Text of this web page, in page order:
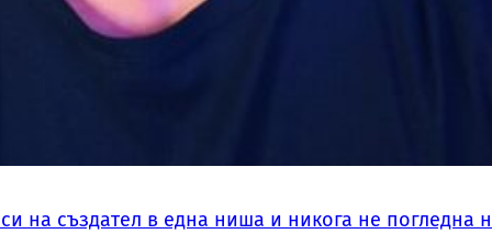
на създател в една ниша и никога не погледна